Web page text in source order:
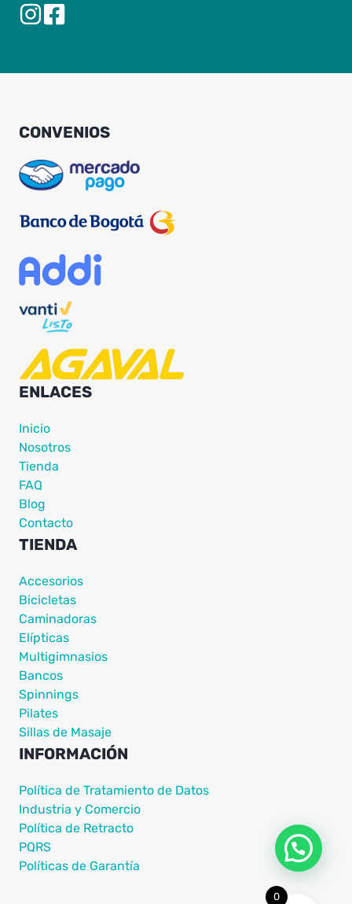
0
CONVENIOS
ENLACES
Inicio
Nosotros
Tienda
FAQ
Blog
Contacto
TIENDA
Accesorios
Bicicletas
Caminadoras
Elípticas
Multigimnasios
Bancos
Spinnings
Pilates
Sillas de Masaje
INFORMACIÓN
Política de Tratamiento de Datos
Industria y Comercio
Política de Retracto
PQRS
Políticas de Garantía